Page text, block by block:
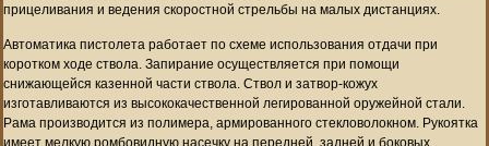
прицеливания и ведения скоростной стрельбы на малых дистанциях.
Автоматика пистолета работает по схеме использования отдачи при
коротком ходе ствола. Запирание осуществляется при помощи
снижающейся казенной части ствола. Ствол и затвор-кожух
изготавливаются из высококачественной легированной оружейной стали.
Рама производится из полимера, армированного стекловолокном. Рукоятка
имеет мелкую ромбовидную насечку на передней, задней и боковых